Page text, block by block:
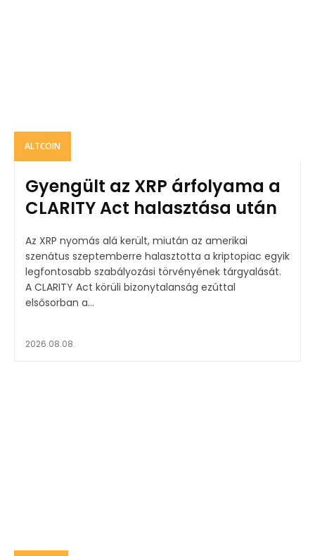
ALTCOIN
Gyengült az XRP árfolyama a
CLARITY Act halasztása után
Az XRP nyomás alá került, miután az amerikai
szenátus szeptemberre halasztotta a kriptopiac egyik
legfontosabb szabályozási törvényének tárgyalását.
A CLARITY Act körüli bizonytalanság ezúttal
elsősorban a...
2026.08.08.